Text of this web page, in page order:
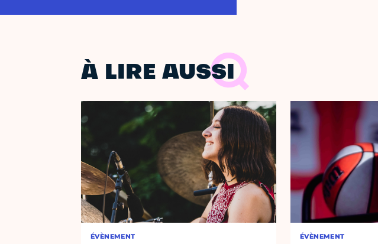
À LIRE AUSSI
ÉVÈNEMENT ÉVÈNEMENT